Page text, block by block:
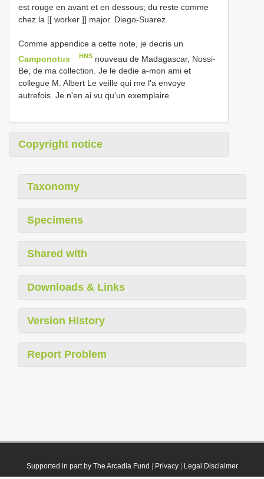
est rouge en avant et en dessous; du reste comme
chez la [[ worker ]] major. Diego-Suarez.
Comme appendice a cette note, je decris un
Camponotus
HNS nouveau de Madagascar, Nossi-
Be, de ma collection. Je le dedie a-mon ami et
collegue M. Albert Le veille qui me l'a envoye
autrefois. Je n'en ai vu qu'un exemplaire.
Copyright notice
Taxonomy
Specimens
Shared with
Downloads & Links
Version History
Report Problem
Supported in part by The Arcadia Fund Privacy| Legal Disclaimer